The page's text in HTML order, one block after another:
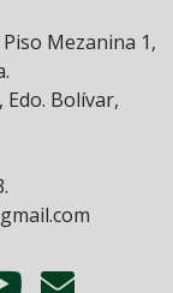
Mezanina 1,
Bolívar,